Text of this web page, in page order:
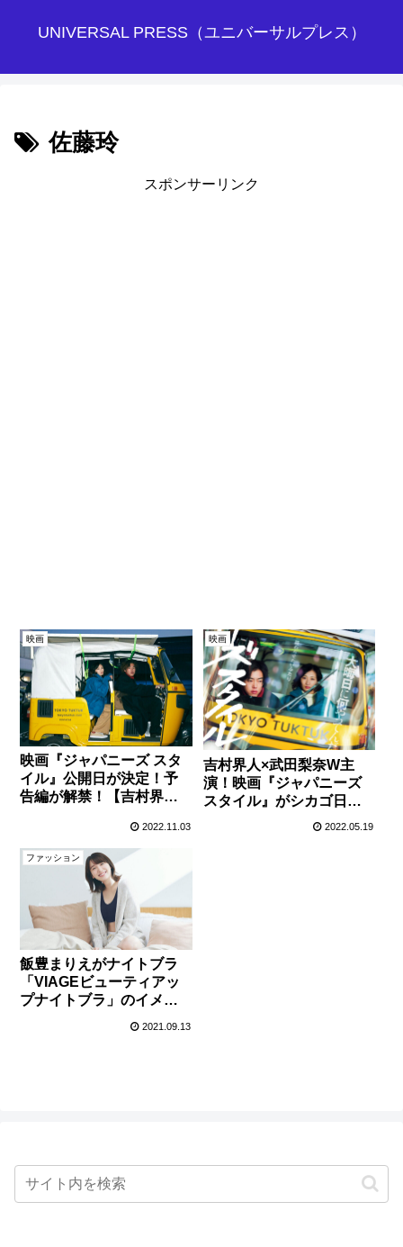
UNIVERSAL PRESS（ユニバーサルプレス）
佐藤玲
スポンサーリンク
映画
映画『ジャパニーズ スタ
イル』公開日が決定！予
告編が解禁！【吉村界人×
2022.11.03
映画
吉村界人×武田梨奈W主
演！映画『ジャパニーズ
スタイル』がシカゴ日本
映画コレクティブオープ
2022.05.19
ファッション
飯豊まりえがナイトブラ
「VIAGEビューティアッ
プナイトブラ」のイメー
2021.09.13